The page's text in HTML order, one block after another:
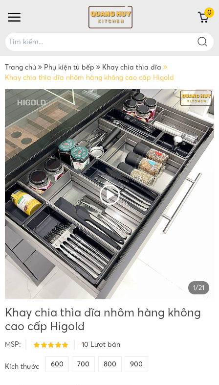
0
Trang chủ Phụ kiện tủ bếp
Khay chia thìa dĩa
Khay chia thìa dĩa nhôm hàng không cao cấp Higold
1/21
Khay chia thìa dĩa nhôm hàng không
cao cấp Higold
MSP: 10 Lượt bán
Kích thước 600 700 800 900